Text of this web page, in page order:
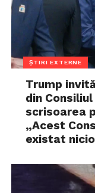
ȘTIRI EXTERNE
Trump
din
scrisoarea
„Acest
existat